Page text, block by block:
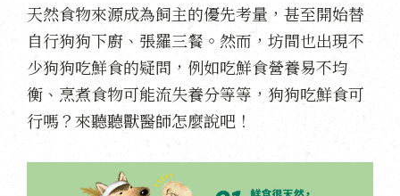
天然食物來源成為飼主的優先考量，甚至開始替
自行狗狗下廚、張羅三餐。然而，坊間也出現不
少狗狗吃鮮食的疑問，例如吃鮮食營養易不均
衡、烹煮食物可能流失養分等等，狗狗吃鮮食可
行嗎？來聽聽獸醫師怎麼說吧！